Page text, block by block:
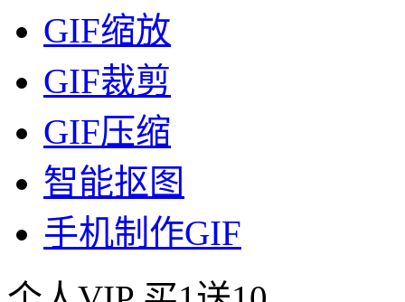
GIF缩放
GIF裁剪
GIF压缩
智能抠图
手机制作GIF